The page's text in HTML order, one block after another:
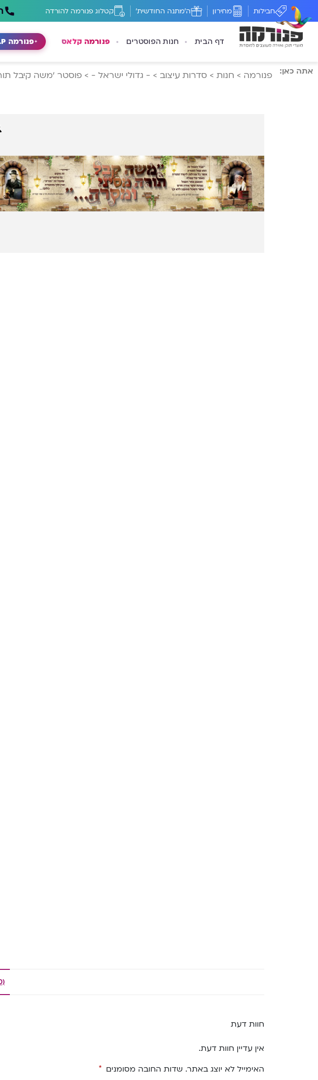
חבילות מחירון ה'מתנה החודשית' קטלוג פנורמה להורדה
דף הבית חנות הפוסטרים פנורמה קלאס פנורמה V.I.P
אתה כאן: פנורמה > חנות > סדרות עיצוב > - גדולי ישראל - > פוסטר ‘משה קיבל
(0) ביקורות
חוות דעת
אין עדיין חוות דעת.
האימייל לא יוצג באתר. שדות החובה מסומנים *